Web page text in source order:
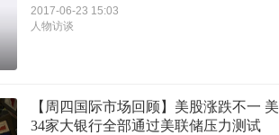
2017-06-23 15:03
人物访谈
【周四国际市场回顾】美股涨跌不一 美
34家大银行全部通过美联储压力测试